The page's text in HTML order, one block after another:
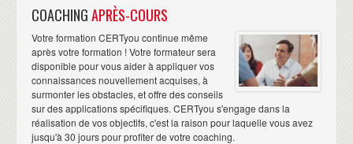
COACHINGAPRÈS-COURS
Votre formation CERTyou continue même
après votre formation ! Votre formateur sera
disponible pour vous aider à appliquer vos
connaissances nouvellement acquises, à
surmonter les obstacles, et offre des conseils
sur des applications spécifiques. CERTyou s'engage dans la
réalisation de vos objectifs, c'est la raison pour laquelle vous avez
jusqu'à 30 jours pour profiter de votre coaching.